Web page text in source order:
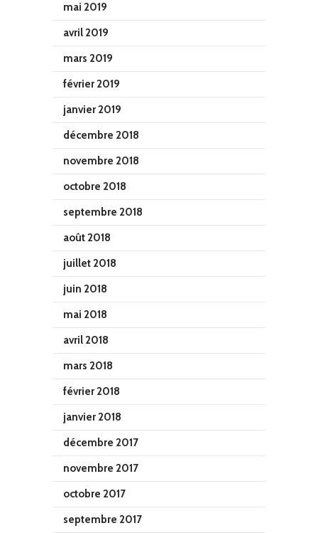
mai 2019
avril 2019
mars 2019
février 2019
janvier 2019
décembre 2018
novembre 2018
octobre 2018
septembre 2018
août 2018
juillet 2018
juin 2018
mai 2018
avril 2018
mars 2018
février 2018
janvier 2018
décembre 2017
novembre 2017
octobre 2017
septembre 2017